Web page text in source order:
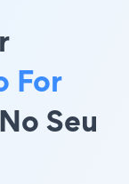
For
Seu